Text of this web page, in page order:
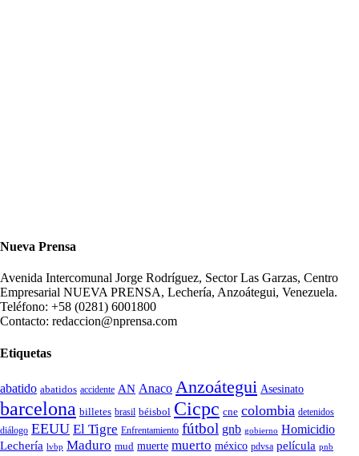
Nueva Prensa
Avenida Intercomunal Jorge Rodríguez, Sector Las Garzas, Centro
Empresarial NUEVA PRENSA, Lechería, Anzoátegui, Venezuela.
Teléfono: +58 (0281) 6001800
Contacto: redaccion@nprensa.com
Etiquetas
abatido abatidos accidente AN Anaco Anzoátegui Asesinato
barcelona billetes brasil béisbol Cicpc cne colombia detenidos
diálogo EEUU El Tigre Enfrentamiento fútbol gnb gobierno Homicidio
Lechería lvbp Maduro mud muerte muerto méxico pdvsa película pnb